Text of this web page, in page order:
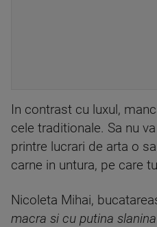
In contrast cu luxul,
cele traditionale. Sa nu
printre lucrari de arta o
carne in untura, pe care
Nicoleta Mihai,
macra si cu putina